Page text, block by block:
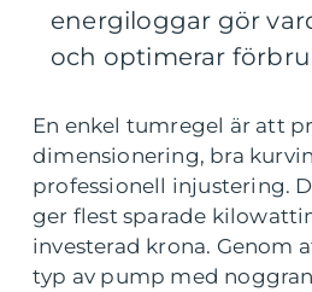
energiloggar gör
och optimerar
En enkel tumregel är att
dimensionering, bra
professionell injustering.
ger flest sparade
investerad krona. Genom
typ av pump med